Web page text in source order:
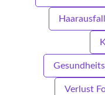
Verlust